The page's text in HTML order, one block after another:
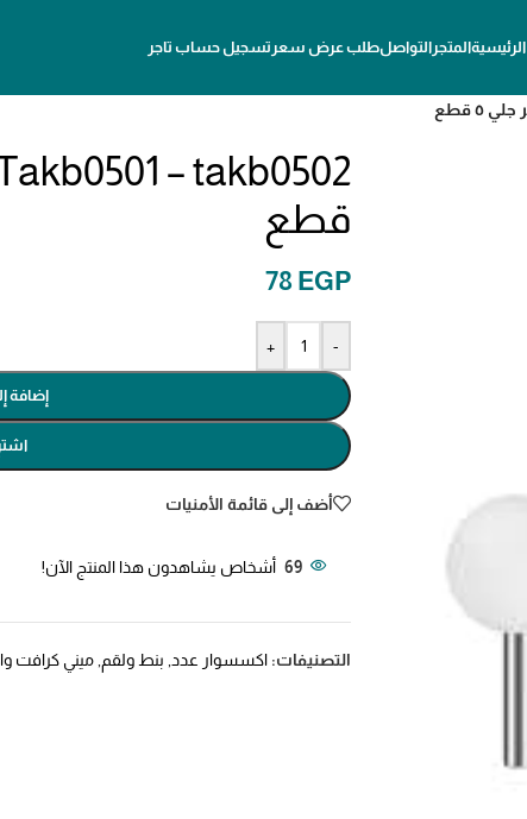
الرئيسيةالمتجرالتواصلطلب عرض سعر تسجيل حساب تاجر
قطع
78 EGP
-
+
إضافة
أضف إلى قائمة الأمنيات
69 أشخاص يشاهدون هذا المنتج الآن!
التصنيفات: اكسسوار عدد بنط ولقم ميني كرافت